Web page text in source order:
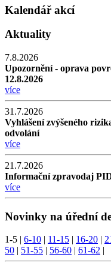
Kalendář akcí
Aktuality
7.8.2026
Upozornění - oprava
12.8.2026
více
31.7.2026
Vyhlášení zvýšeného
odvolání
více
21.7.2026
Informační zpravodaj
více
Novinky na úřední
1-5 6-10 11-15 16-20
50
51-55 56-60 61-62